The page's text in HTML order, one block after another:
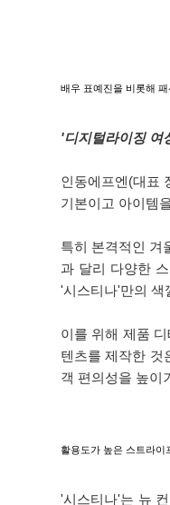
배우 표예진을 비롯해
'디지털라이징 여
인동에프엔(대표
기본이고 아이템
특히 본격적인 겨
과 달리 다양한
'시스티나'만의 색
이를 위해 제품
텐츠를 제작한 것
객 편의성을 높이
활용도가 높은 스트라이
'시스티나'는 뉴